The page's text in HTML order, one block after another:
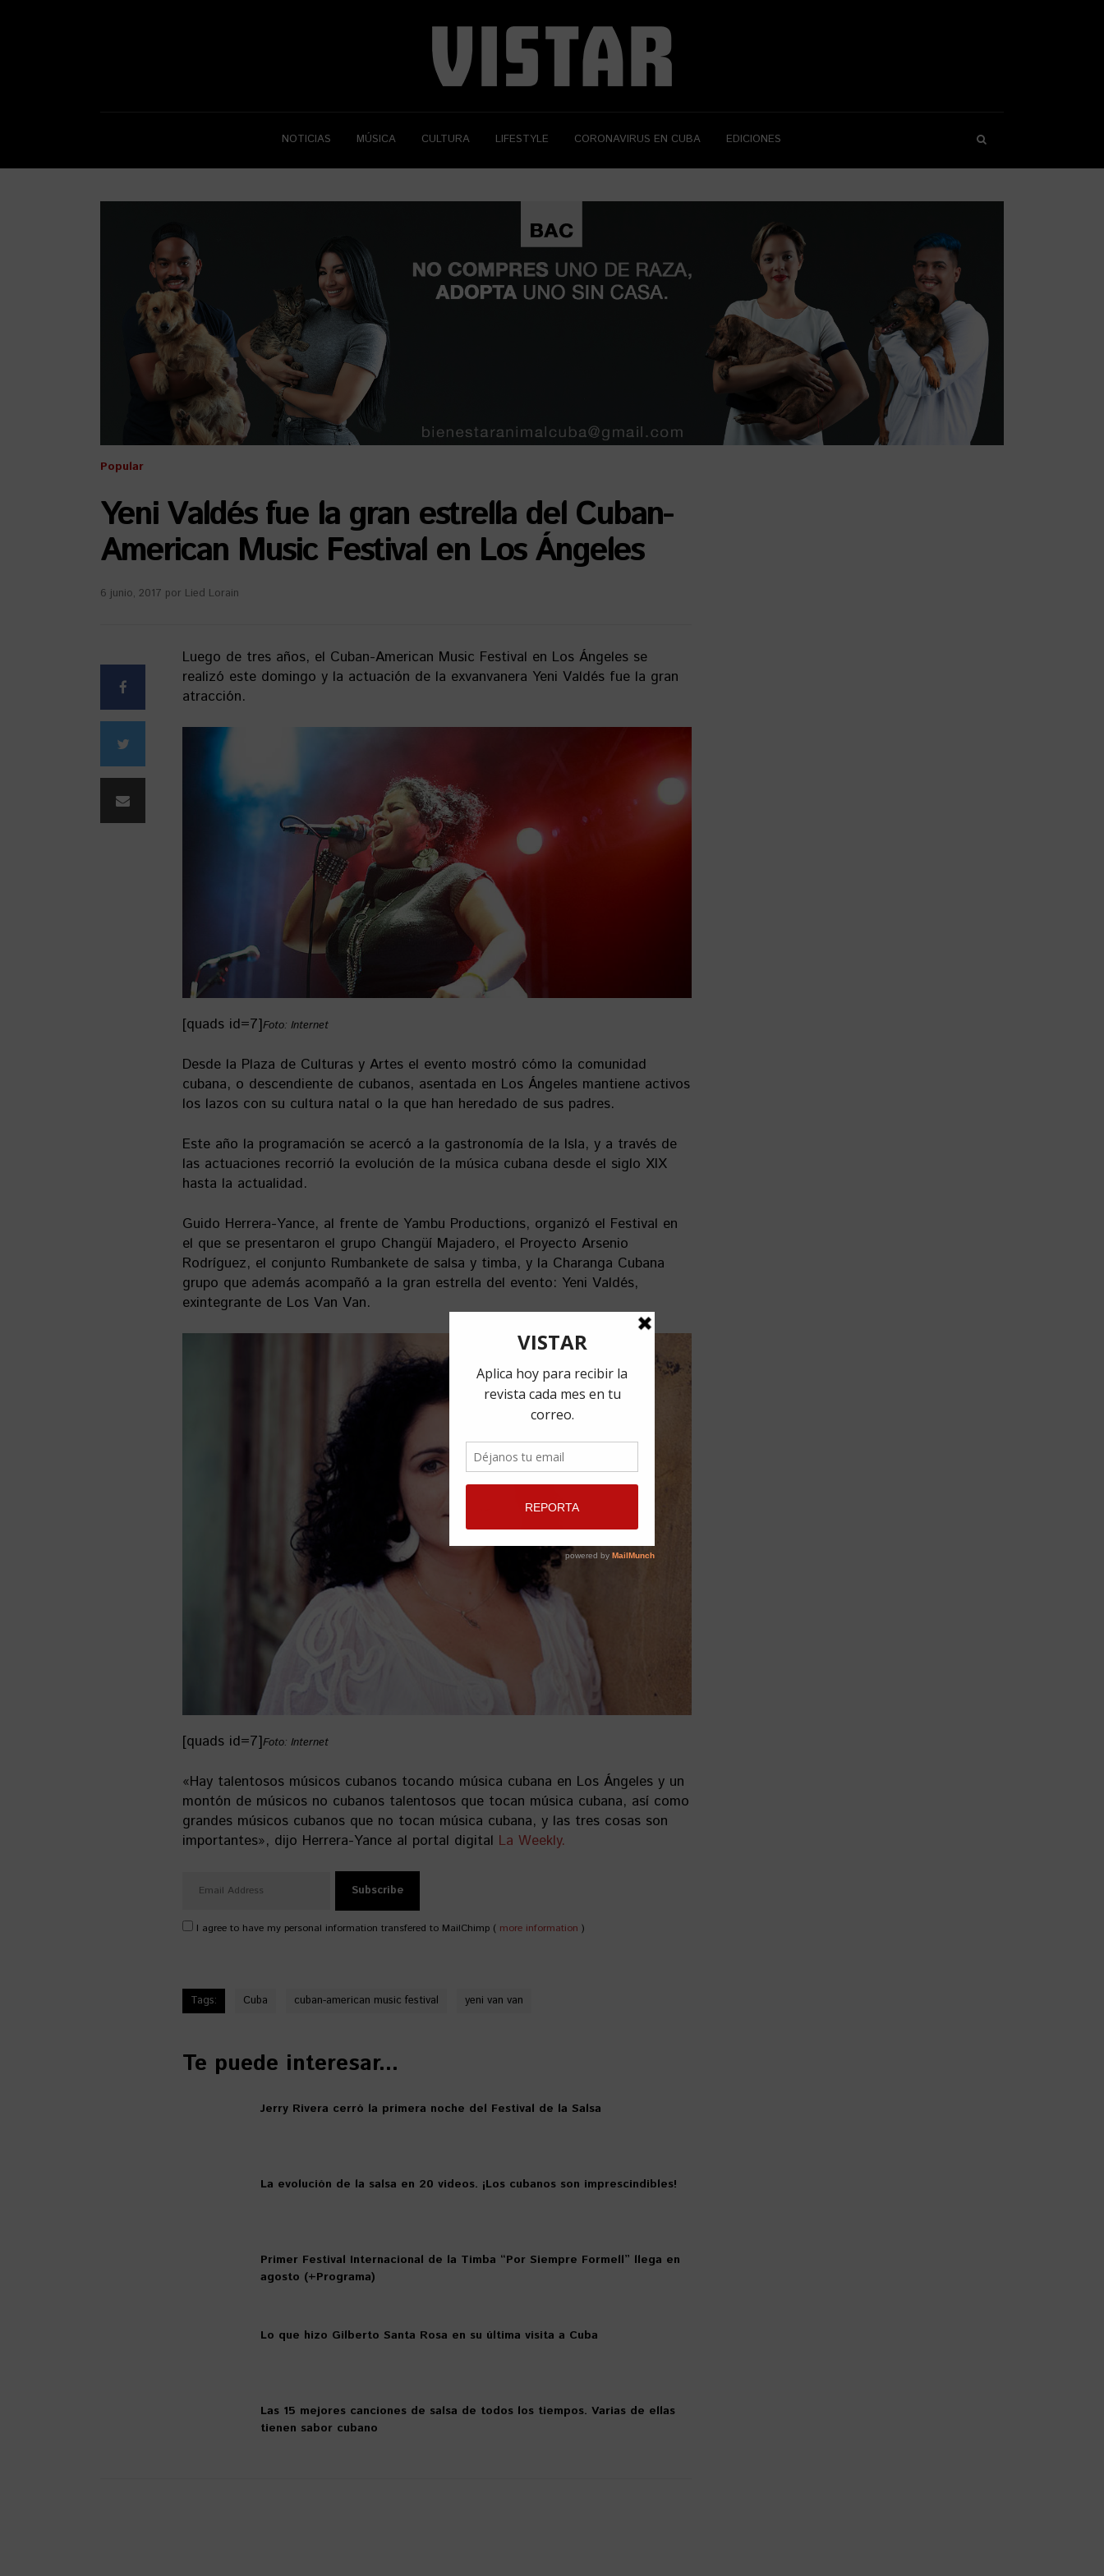
NOTICIAS MÚSICA CULTURA LIFESTYLE CORONAVIRUS EN CUBA EDICIONES
Popular
Yeni Valdés fue la gran estrella del Cuban-
American Music Festival en Los Ángeles
6 junio, 2017 por Lied Lorain
Luego de tres años, el Cuban-American Music Festival en Los Ángeles se
realizó este domingo y la actuación de la exvanvanera Yeni Valdés fue la gran
atracción.
[quads id=7]Foto: Internet
Desde la Plaza de Culturas y Artes el evento mostró cómo la comunidad
cubana, o descendiente de cubanos, asentada en Los Ángeles mantiene activos
los lazos con su cultura natal o la que han heredado de sus padres.
Este año la programación se acercó a la gastronomía de la Isla, y a través de
las actuaciones recorrió la evolución de la música cubana desde el siglo XIX
hasta la actualidad.
Guido Herrera-Yance, al frente de Yambu Productions, organizó el Festival en
el que se presentaron el grupo Changüí Majadero, el Proyecto Arsenio
Rodríguez, el conjunto Rumbankete de salsa y timba, y la Charanga Cubana
grupo que además acompañó a la gran estrella del evento: Yeni Valdés,
exintegrante de Los Van Van.
[quads id=7]Foto: Internet
«Hay talentosos músicos cubanos tocando música cubana en Los Ángeles y un
montón de músicos no cubanos talentosos que tocan música cubana, así como
grandes músicos cubanos que no tocan música cubana, y las tres cosas son
importantes», dijo Herrera-Yance al portal digital La Weekly.
I agree to have my personal information transfered to MailChimp ( more information )
Tags: Cuba cuban-american music festival yeni van van
Te puede interesar...
Jerry Rivera cerró la primera noche del Festival de la Salsa
La evolución de la salsa en 20 videos. ¡Los cubanos son imprescindibles!
Primer Festival Internacional de la Timba “Por Siempre Formell” llega en
agosto (+Programa)
Lo que hizo Gilberto Santa Rosa en su última visita a Cuba
Las 15 mejores canciones de salsa de todos los tiempos. Varias de ellas
tienen sabor cubano